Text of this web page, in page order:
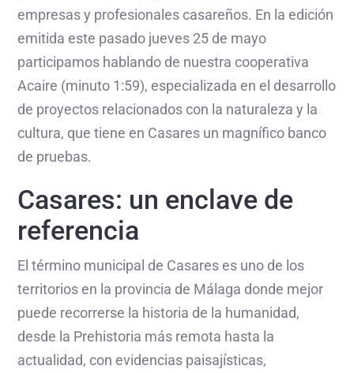
empresas y profesionales casareños. En la edición
emitida este pasado jueves 25 de mayo
participamos hablando de nuestra cooperativa
Acaire (minuto 1:59), especializada en el desarrollo
de proyectos relacionados con la naturaleza y la
cultura, que tiene en Casares un magnífico banco
de pruebas.
Casares: un enclave de
referencia
El término municipal de Casares es uno de los
territorios en la provincia de Málaga donde mejor
puede recorrerse la historia de la humanidad,
desde la Prehistoria más remota hasta la
actualidad, con evidencias paisajísticas,